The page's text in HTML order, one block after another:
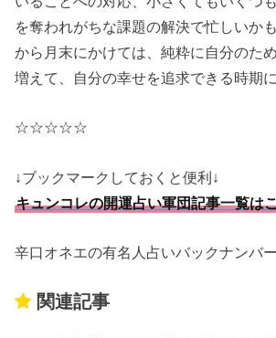
を奪われがちな課題の解決で忙しいか
から月末にかけては、純粋に自分のた
増えて、自分の幸せを追求できる時期
☆☆☆☆☆
↓ブックマークしておくと便利↓
キュンコレの開運占い軍団記事一覧は
辛口オネエの有名人占いバックナンバー
関連記事